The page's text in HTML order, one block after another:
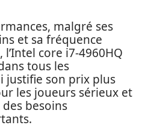
malgré ses
et sa fréquence
l’Intel core i7-4960HQ
tous les
justifie son prix plus
les joueurs sérieux et
besoins